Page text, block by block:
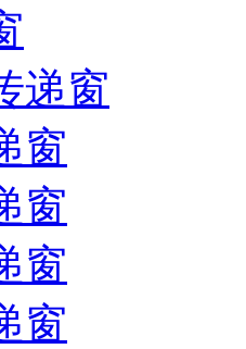
递窗
窗
窗
窗
窗